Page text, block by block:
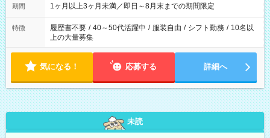
期間 1ヶ月以上3ヶ月未満／即日～8月末までの期間限定
特徴 履歴書不要 / 40～50代活躍中 / 服装自由 / シフト勤務 / 10名以
上の大量募集
気になる！ 応募する 詳細へ
未読